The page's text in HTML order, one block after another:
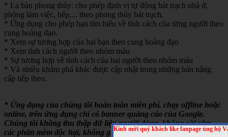
Kính mời quý khách like fanpage ủng hộ
* La bàn phong thủy: cho phép định vị tự động bát trạch nhà ở,
phòng làm việc, bếp,... theo phong thủy bát trạch.
* Ứng dụng cho phép bạn tìm hiểu về tính cách của từng người theo
cung hoàng đạo.
* Xem sự tương hợp của hai bạn theo cung hoàng đạo
* Xem tính cách người theo nhóm máu
* Sự tương hợp về tính cách của hai người theo nhóm máu
* Và nhiều khám phá khác được cập nhật trong những bản nâng
cấp tiếp theo.
* Ứng dụng của chúng tôi hoàn toàn miễn phí, chạy offline hoặc
online, trên ứng dụng chỉ có banner quảng cáo của Google.
Chúng tôi không thu thập dữ liệu người dùng, không cài cắm
các phần mềm độc hại, không gây tốn pin,...